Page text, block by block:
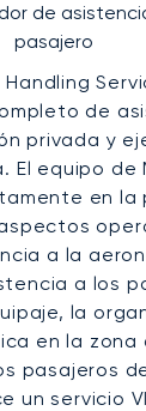
de
pasajero
de
privada y
El equipo de
en la
a la
a los
la
en la zona
pasajeros
un servicio